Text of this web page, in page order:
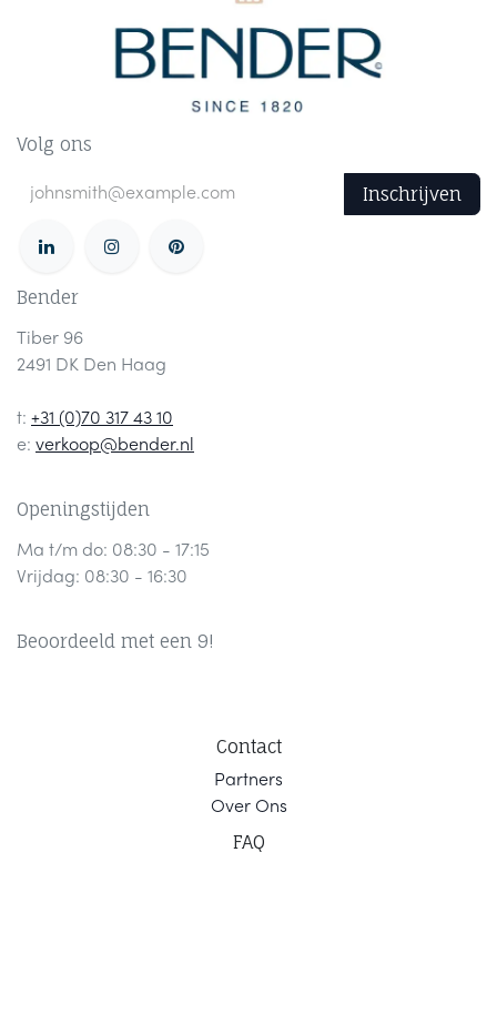
Volg ons
Inschrijven
Bender
Tiber 96
2491 DK Den Haag
t: +31 (0)70 317 43 10
e: verkoop@bender.nl
Openingstijden
Ma t/m do: 08:30 - 17:15
Vrijdag: 08:30 - 16:30
Beoordeeld met een 9!
Contact
Partners
Over Ons
FAQ